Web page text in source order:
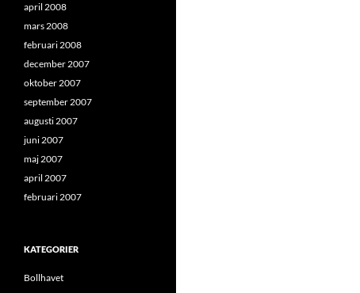
april 2008
mars 2008
februari 2008
december 2007
oktober 2007
september 2007
augusti 2007
juni 2007
maj 2007
april 2007
februari 2007
KATEGORIER
Bollhavet